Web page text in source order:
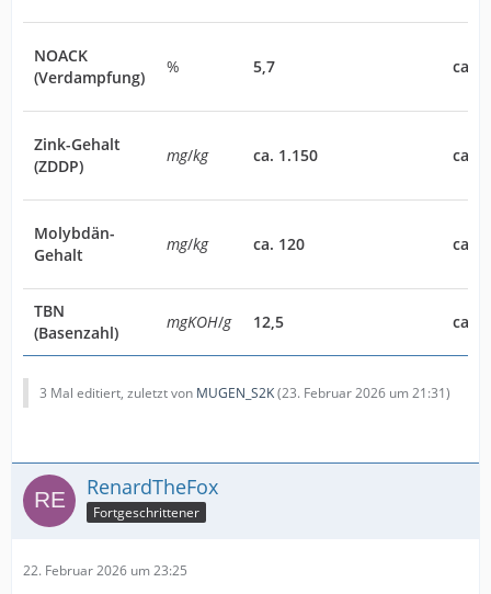
NOACK
(Verdampfung)
% 5,7 ca.
Zink-Gehalt
(ZDDP)
mg/kg ca. 1.150 ca.
Molybdän-
Gehalt
mg/kg ca. 120 ca.
TBN
(Basenzahl)
mgKOH/g 12,5 ca.
3 Mal editiert, zuletzt von MUGEN_S2K(23. Februar 2026 um 21:31)
RenardTheFox
Fortgeschrittener
22. Februar 2026 um 23:25